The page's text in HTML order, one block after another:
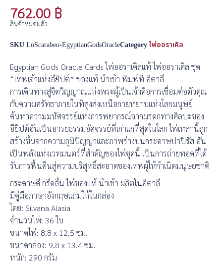
762.00 ฿
สินค้าหมดแล้ว
SKULoScarabeo-EgyptianGodsOracleCategoryไพ่ออราเคิล
Egyptian Gods Oracle Cards ไพ่ออราเคิลแท้ ไพ่ออราเคิล ชุด
“เทพเจ้าแห่งอียิปต์” ของแท้ นำเข้า พิมพ์ที่ อิตาลี
การเดินทางสู่จิตวิญญาณแห่งพระผู้เป็นเจ้าคือการเชื่อมต่อตัวคุณ
กับความศรัทธาภายในที่สูงส่งเหนือกายหยาบแห่งโลกมนุษย์
ค้นหาความมหัศจรรย์แห่งการพยากรณ์จากมรดกทางศิลปะของ
อียิปต์อันเป็นอารยธรรมอัศจรรย์ที่เก่าแก่ที่สุดในโลก ไพ่เหล่านี้ถูก
สร้างขึ้นจากความภูมิปัญญาและภาพร่างบนกระดาษปาปิรัส อัน
เป็นพลังแห่งเวทมนตร์ที่สำคัญของไพ่ชุดนี้ เป็นการถ่ายทอดที่ได้
รับการฟื้นคืนสู่ความบริสุทธิ์สะอาดของเทพผู้ให้กำเนิดมนุษยชาติ
กระดาษดี กรีดลื่น ไพ่ของแท้ นำเข้า ผลิตในอิตาลี
มีคู่มือภาษาอังกฤษแถมให้ในกล่อง
โดย: Silvana Alasia
จำนวนไพ่: 36 ใบ
ขนาดไพ่: 8.8 x 12.5 ซม.
ขนาดกล่อง: 9.8 x 13.4 ซม.
หนัก: 290 กรัม